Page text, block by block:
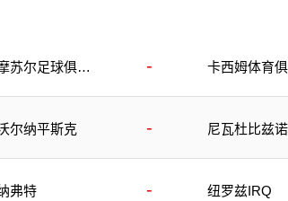
苏尔足球俱乐
-
卡西姆体育
尔纳平斯克 - 尼瓦杜比兹诺
弗特 - 纽罗兹IRQ